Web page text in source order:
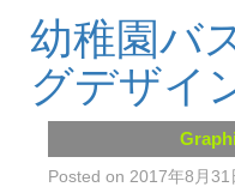
幼稚園バ
グデザイ
Posted on 2017年8月31